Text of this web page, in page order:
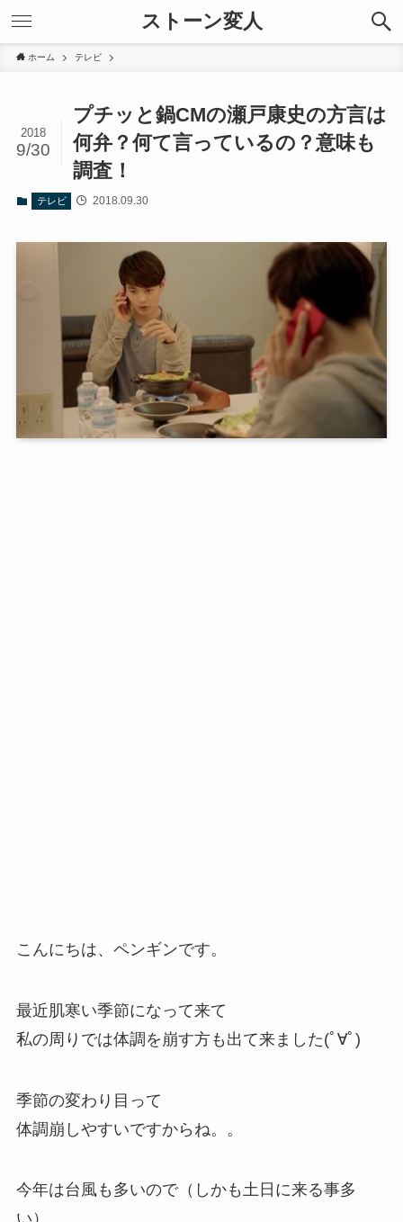
ストーン変人
ホーム テレビ
プチッと鍋CMの瀬戸康史の方言は
何弁？何て言っているの？意味も
調査！
2018
9/30
テレビ 2018.09.30
こんにちは、ペンギンです。
最近肌寒い季節になって来て
私の周りでは体調を崩す方も出て来ました(ﾟ∀ﾟ)
季節の変わり目って
体調崩しやすいですからね。。
今年は台風も多いので（しかも土日に来る事多